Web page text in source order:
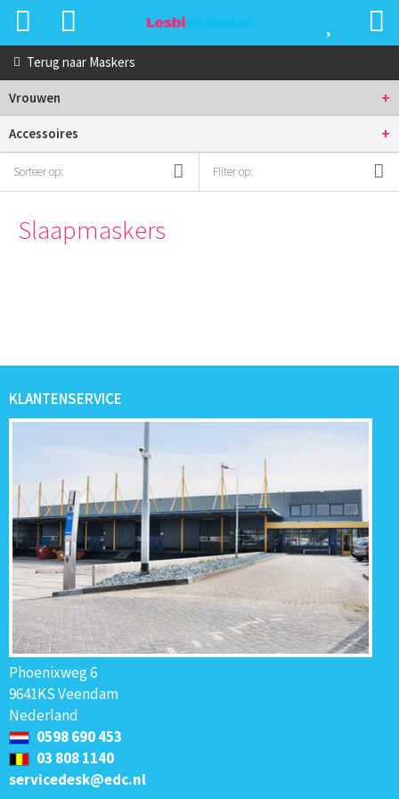
Terug naar Maskers
Vrouwen +
Accessoires +
Sorteer op: Filter op:
Slaapmaskers
KLANTENSERVICE
Phoenixweg 6
9641KS Veendam
Nederland
0598 690 453
03 808 1140
servicedesk@edc.nl